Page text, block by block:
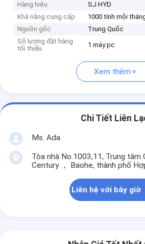
Hàng hiệu
SJ HYD
Khả năng cung cấp
1000 tính mỗi
Nguồn gốc
Trung Quốc
Số lượng đặt hàng
tối thiểu
1 máy pc
Xem thêm
Chi Tiết Liên
Ms. Ada
Tòa nhà No.1003,11, Trung tâm
Century ， Baohe, thành phố
Liên hệ với bây giờ